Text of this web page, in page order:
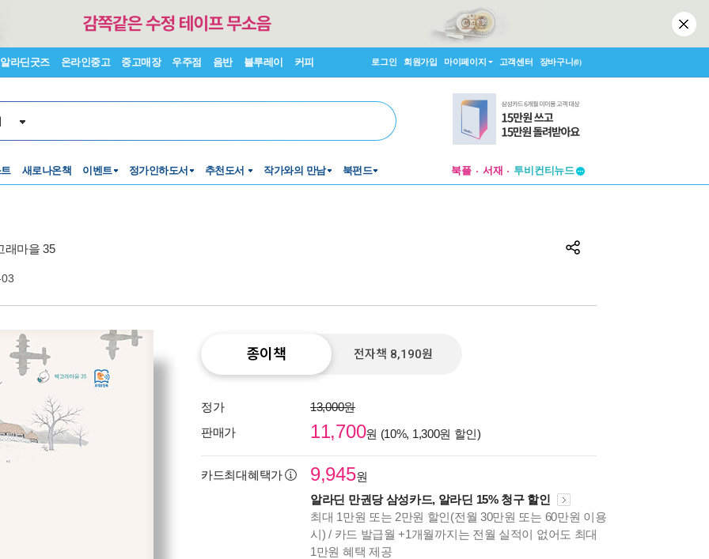
알라딘굿즈 온라인중고 중고매장 우주점 음반 블루레이 커피 로그인 회원가입 마이페이지 고객센터 장바구니(0)
새로나온책 이벤트 정가인하도서 추천도서 작가와의 만남 북펀드 북플 서재
투비컨티뉴드
래마을 35
종이책 전자책 8,190원
정가
13,000원
판매가
11,700원 (10%, 1,300원 할인)
카드최대혜택가 9,945원
알라딘 만권당 삼성카드, 알라딘 15% 청구 할인
최대 1만원 또는 2만원 할인(전월 30만원 또는 60만원 이용
시) / 카드 발급월 +1개월까지는 전월 실적이 없어도 최대
1만원 혜택 제공